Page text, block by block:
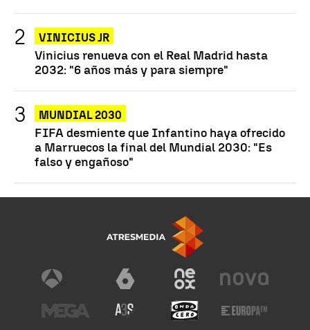
VINICIUS JR
Vinicius renueva con el Real Madrid hasta
2032: "6 años más y para siempre"
MUNDIAL 2030
FIFA desmiente que Infantino haya ofrecido
a Marruecos la final del Mundial 2030: "Es
falso y engañoso"